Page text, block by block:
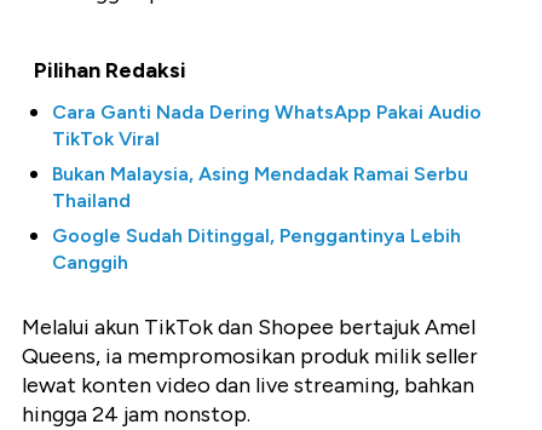
Pilihan Redaksi
Cara Ganti Nada Dering WhatsApp Pakai Audio
TikTok Viral
Bukan Malaysia, Asing Mendadak Ramai Serbu
Thailand
Google Sudah Ditinggal, Penggantinya Lebih
Canggih
Melalui akun TikTok dan Shopee bertajuk Amel
Queens, ia mempromosikan produk milik seller
lewat konten video dan live streaming, bahkan
hingga 24 jam nonstop.